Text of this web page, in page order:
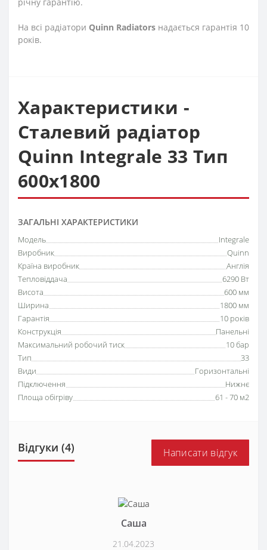
На всі радіатори Quinn Radiators надається гарантія 10
років.
Характеристики -
Сталевий радіатор
Quinn Integrale 33 Тип
600х1800
ЗАГАЛЬНІ ХАРАКТЕРИСТИКИ
Модель
Integrale
Виробник
Quinn
Країна виробник
Англія
Тепловіддача
6290 Вт
Висота
600 мм
Ширина
1800 мм
Гарантія
10 років
Конструкція
Панельні
Максимальний робочий тиск
10 бар
Тип
33
Види
Горизонтальні
Підключення
Нижнє
Площа обігріву
61 - 70 м2
Відгуки (4) Написати відгук
Саша
21.04.2023